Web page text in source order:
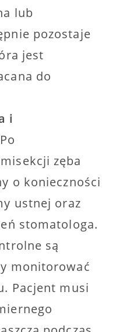
lub
pozostaje
jest
do
i
Po
zęba
o konieczności
ustnej oraz
stomatologa.
są
monitorować
Pacjent musi